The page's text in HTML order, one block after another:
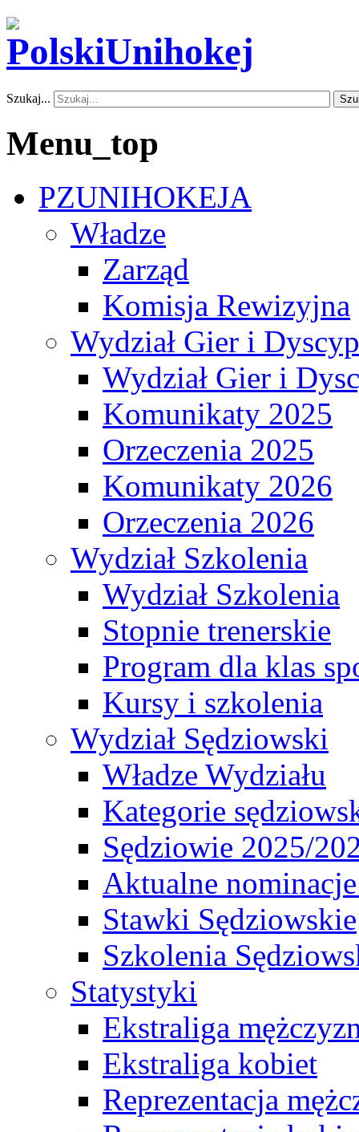
Szukaj...
Menu_top
PZUNIHOKEJA
Władze
Zarząd
Komisja Rewizyjna
Wydział Gier i
Wydział Gier i
Komunikaty 2025
Orzeczenia 2025
Komunikaty 2026
Orzeczenia 2026
Wydział Szkolenia
Wydział Szkolenia
Stopnie trenerskie
Program dla klas
Kursy i szkolenia
Wydział Sędziowski
Władze Wydziału
Kategorie
Sędziowie 2025/
Aktualne
Stawki Sędziowskie
Szkolenia
Statystyki
Ekstraliga
Ekstraliga kobiet
Reprezentacja